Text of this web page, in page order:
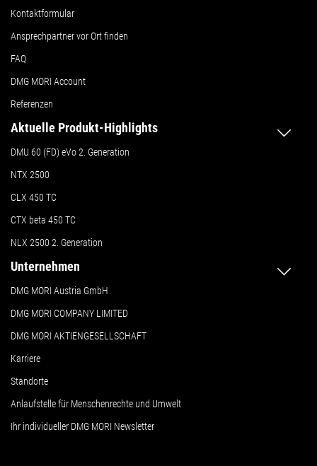
Kontaktformular
Ansprechpartner vor Ort finden
FAQ
DMG MORI Account
Referenzen
Aktuelle Produkt-Highlights
DMU 60 (FD) eVo 2. Generation
NTX 2500
CLX 450 TC
CTX beta 450 TC
NLX 2500 2. Generation
Unternehmen
DMG MORI Austria GmbH
DMG MORI COMPANY LIMITED
DMG MORI AKTIENGESELLSCHAFT
Karriere
Standorte
Anlaufstelle für Menschenrechte und Umwelt
Ihr individueller DMG MORI Newsletter